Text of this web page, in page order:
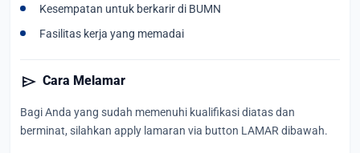
Kesempatan untuk berkarir di BUMN
Fasilitas kerja yang memadai
send Cara Melamar
Bagi Anda yang sudah memenuhi kualifikasi diatas dan
berminat, silahkan apply lamaran via button LAMAR dibawah.